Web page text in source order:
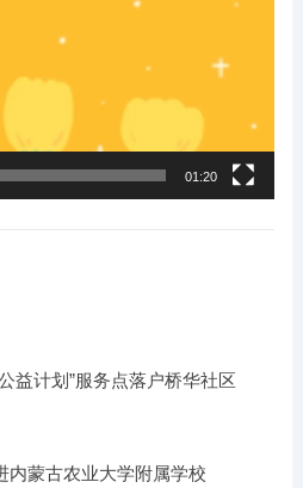
01:20
益计划”服务点落户桥华社区
内蒙古农业大学附属学校